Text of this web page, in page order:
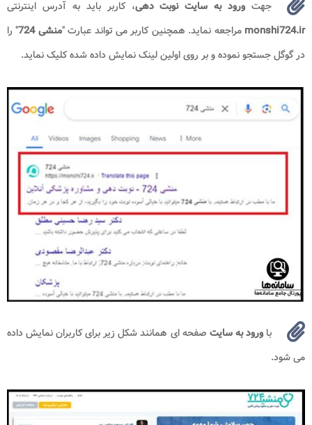
جهت ورود به سایت نوبت دهی، کاربر باید به آدرس اینترنتی
monshi724.ir مراجعه نماید. همچنین کاربر می تواند عبارت "منشی 724
" را
در گوگل جستجو نموده و بر روی اولین لینک نمایش داده شده کلیک نماید.
باورود بهسایت صفحه ای همانند شکل زیر برای کاربران نمایش داده
می شود.